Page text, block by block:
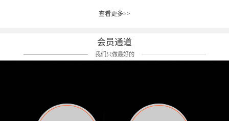
前后后居家近30天左右，感觉日子都日夜颠倒
痛影响走路。当天疼痛部贴了EDF和胃十字，膝
关节贴了半月板贴布。第2天第12肋部的EDF和
消失，贴布也没有出现进一步瘙痒过敏。而膝
关节的半月板贴布张力用的100%，但自始至终
扎疗法）的效果是通过创造一个环境，使每种
以激发身体的自然愈合能力。 通常，药物会削
弱细胞因子的作用，单方面还会引起副作用的
症状。 与此相比，Kinesio肌内效贴创造了细
的控制仍有许多未知。 细胞因子是一种酵素，
各种各样的酵素起着适当的作用，为细胞创造
组织:肌肉，肌腱，韧带（主要围绕有问题的关
状，而是指贴布本身很重量，以及贴布刺激的
类型。贴布的应用充分利用了体内由间质液组
成的自然流体力学的流体层。这种轻微的刺激
间，还可以在单片贴布上提供支持和深度刺
激。通过对间质液的适当控制，可以连接皮下
查看更多>>
会员通道
我们只做最好的